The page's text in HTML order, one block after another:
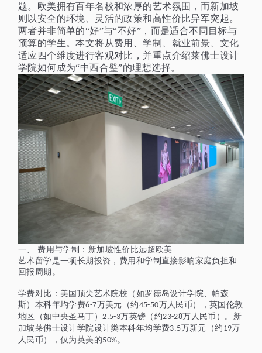
题。欧美拥有百年名校和浓厚的艺术氛围，而新加坡
则以安全的环境、灵活的政策和高性价比异军突起。
两者并非简单的“好”与“不好”，而是适合不同目标与
预算的学生。本文将从费用、学制、就业前景、文化
适应四个维度进行客观对比，并重点介绍莱佛士设计
学院如何成为“中西合璧”的理想选择。
一、
费用与学制：新加坡性价比远超欧美
艺术留学是一项长期投资，费用和学制直接影响家庭负担和
回报周期。
学费对比：美国顶尖艺术院校（如罗德岛设计学院、帕森
斯）本科年均学费6-7万美元（约45-50万人民币），英国伦敦
地区（如中央圣马丁）2.5-3万英镑（约23-28万人民币）。新
加坡莱佛士设计学院设计类本科年均学费3.5万新元（约 19万
人民币），仅为英美的50%。